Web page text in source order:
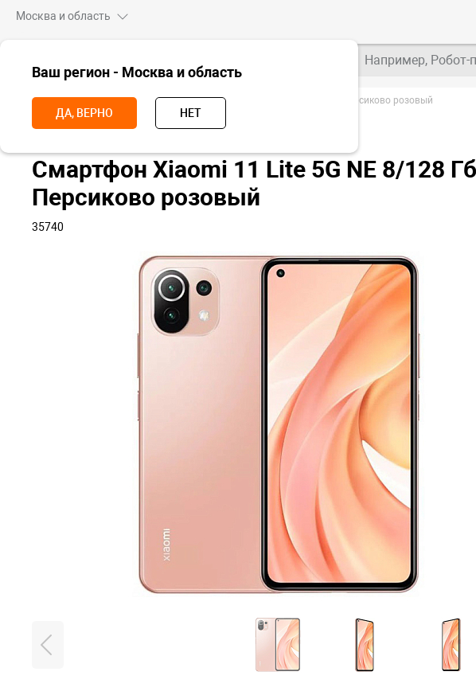
Москва и область
Ваш регион - Москва и область
ДА, ВЕРНО НЕТ
Например, Робот-
Главная Смартфоны Смартфон Xiaomi 11 Lite 5G NE, 8+128 Гб, Персиково розовый
Смартфон Xiaomi 11 Lite 5G NE 8/128 Гб
Персиково розовый
35740